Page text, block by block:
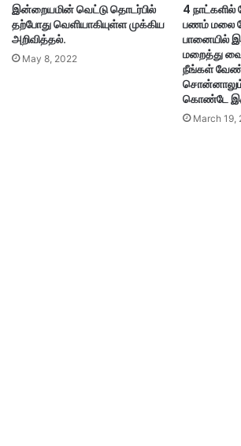
இன்றையமின் வெட்டு தொடர்பில்
தற்போது வெளியாகியுள்ள முக்கிய
அறிவித்தல்.
May 8, 2022
4 நாட்களில்
பணம் மலை
பானையில்
மறைத்து
நீங்கள்
கொண்டே
March 19,